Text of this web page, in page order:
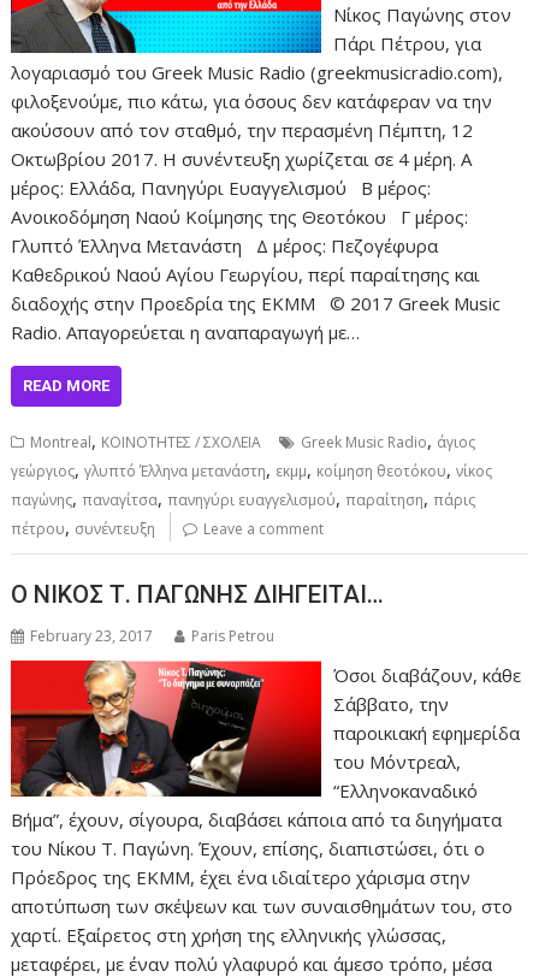
Νίκος Παγώνης στον
Πάρι Πέτρου, για
λογαριασμό του Greek Music Radio (greekmusicradio.com),
φιλοξενούμε, πιο κάτω, για όσους δεν κατάφεραν να την
ακούσουν από τον σταθμό, την περασμένη Πέμπτη, 12
Οκτωβρίου 2017. Η συνέντευξη χωρίζεται σε 4 μέρη. Α
μέρος: Ελλάδα, Πανηγύρι Ευαγγελισμού Β μέρος:
Ανοικοδόμηση Ναού Κοίμησης της Θεοτόκου Γ μέρος:
Γλυπτό Έλληνα Μετανάστη Δ μέρος: Πεζογέφυρα
Καθεδρικού Ναού Αγίου Γεωργίου, περί παραίτησης και
διαδοχής στην Προεδρία της ΕΚΜΜ © 2017 Greek Music
Radio. Απαγορεύεται η αναπαραγωγή με…
READ MORE
Montreal, ΚΟΙΝΟΤΗΤΕΣ / ΣΧΟΛΕΙΑ Greek Music Radio, άγιος
γεώργιος,γλυπτό Έλληνα μετανάστη, εκμμ, κοίμηση θεοτόκου,νίκος
παγώνης,παναγίτσα,πανηγύρι ευαγγελισμού,παραίτηση,πάρις
πέτρου, συνέντευξη Leave a comment
Ο ΝΙΚΟΣ Τ. ΠΑΓΩΝΗΣ ΔΙΗΓΕΙΤΑΙ…
February 23, 2017 Paris Petrou
Όσοι διαβάζουν, κάθε
Σάββατο, την
παροικιακή εφημερίδα
του Μόντρεαλ,
“Ελληνοκαναδικό
Βήμα”, έχουν, σίγουρα, διαβάσει κάποια από τα διηγήματα
του Νίκου Τ. Παγώνη. Έχουν, επίσης, διαπιστώσει, ότι ο
Πρόεδρος της ΕΚΜΜ, έχει ένα ιδιαίτερο χάρισμα στην
αποτύπωση των σκέψεων και των συναισθημάτων του, στο
χαρτί. Εξαίρετος στη χρήση της ελληνικής γλώσσας,
μεταφέρει, με έναν πολύ γλαφυρό και άμεσο τρόπο, μέσα